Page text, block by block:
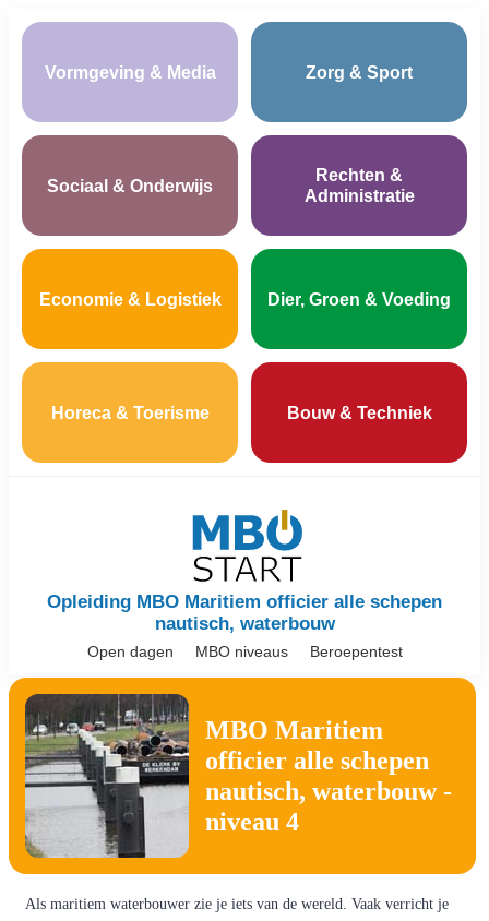
Vormgeving & Media Zorg & Sport
Sociaal & Onderwijs
Rechten &
Administratie
Economie & Logistiek Dier, Groen & Voeding
Horeca & Toerisme Bouw & Techniek
Opleiding MBO Maritiem officier alle schepen
nautisch, waterbouw
Open dagen MBO niveaus Beroepentest
MBO Maritiem
officier alle schepen
nautisch, waterbouw -
niveau 4
Als maritiem waterbouwer zie je iets van de wereld. Vaak verricht je